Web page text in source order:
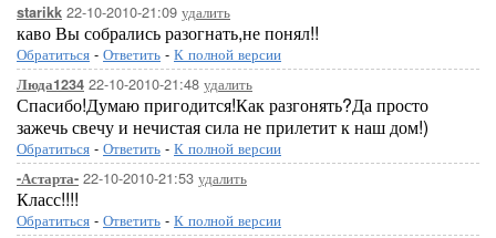
starikk 22-10-2010-21:09 удалить
каво Вы собрались разогнать,не понял!!
Обратиться - Ответить - К полной версии
Люда1234 22-10-2010-21:48 удалить
Спасибо!Думаю пригодится!Как разгонять?Да просто
зажечь свечу и нечистая сила не прилетит к наш дом!)
Обратиться - Ответить - К полной версии
-Астарта- 22-10-2010-21:53 удалить
Класс!!!!
Обратиться - Ответить - К полной версии